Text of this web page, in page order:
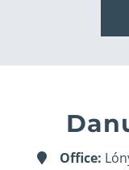
Office: